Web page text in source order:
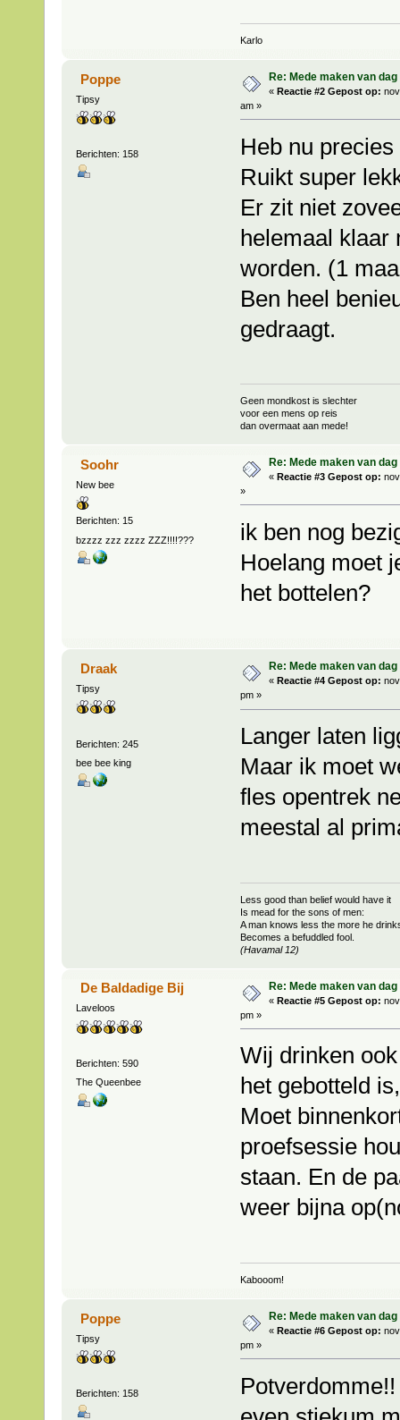
Karlo
Poppe
Tipsy
Berichten: 158
Re: Mede maken van dag
« Reactie #2 Gepost op:
am »
Heb nu
Ruikt super
Er zit niet
helemaal klaar
worden. (1
Ben heel
gedraagt.
Geen mondkost is slechter
voor een mens op reis
dan overmaat aan mede!
Soohr
New bee
Berichten: 15
bzzzz zzz zzzz ZZZ!!!!???
Re: Mede maken van
« Reactie #3 Gepost op:
»
ik ben nog
Hoelang moet
het bottelen?
Draak
Tipsy
Berichten: 245
bee bee king
Re: Mede maken van
« Reactie #4 Gepost op:
pm »
Langer laten
Maar ik moet
fles opentrek
meestal al
Less good than belief would have it
Is mead for the sons of men:
A man knows less the more he
Becomes a befuddled fool.
(Havamal 12)
De Baldadige Bij
Laveloos
Berichten: 590
The Queenbee
Re: Mede maken van dag
« Reactie #5 Gepost op:
pm »
Wij drinken
het gebotteld
Moet
proefsessie
staan. En de
weer bijna
Kabooom!
Poppe
Tipsy
Berichten: 158
Re: Mede maken van dag
« Reactie #6 Gepost op:
pm »